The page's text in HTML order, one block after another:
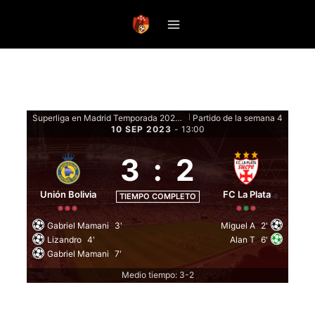
Superliga en Madrid Temporada 2023 Clausura - Fase de grupos
Partido de la semana 4
10 SEP 2023 - 13:00
Unión Bolivia
3 : 2
TIEMPO COMPLETO FC La Plata
Gabriel Mamani
3'
Lizandro 4'
Gabriel Mamani 7'
Miguel A 2'
Alan T 6'
Medio tiempo: 3-2